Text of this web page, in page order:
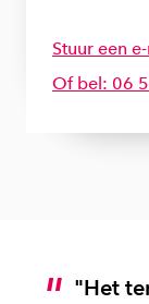
Stuur een e-
Of bel: 06
"Het